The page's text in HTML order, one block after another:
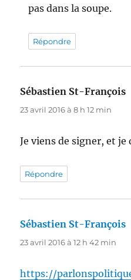
pas dans la soupe.
Répondre
Sébastien St-François
23 avril 2016 à 8 h 12 min
Je viens de signer, et je
Répondre
Sébastien St-François
23 avril 2016 à 12 h 42 min
https://